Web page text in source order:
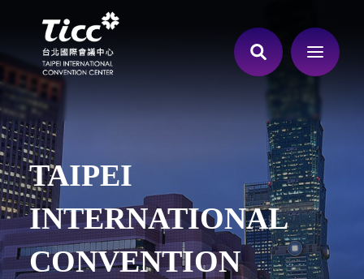
TAIPEI
INTERNATIONAL
CONVENTION